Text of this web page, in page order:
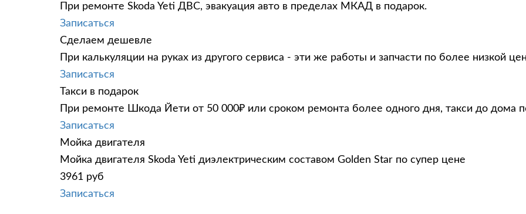
При ремонте Skoda Yeti ДВС, эвакуация авто в пределах МКАД в подарок.
Записаться
Сделаем дешевле
При калькуляции на руках из другого сервиса - эти же работы и запчасти по более низкой
Записаться
Такси в подарок
При ремонте Шкода Йети от 50 000₽ или сроком ремонта более одного дня, такси до дома
Записаться
Мойка двигателя
Мойка двигателя Skoda Yeti диэлектрическим составом Golden Star по супер цене
3961 руб
Записаться